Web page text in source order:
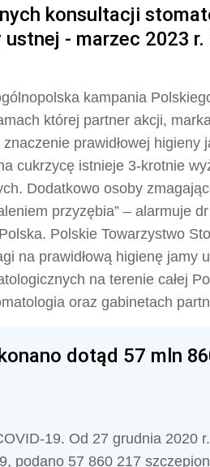
konsultacji
- marzec 2023
kampania
której partner akcji,
prawidłowej higieny
cukrzycę istnieje 3-krotnie
Dodatkowo osoby
przyzębia” – alarmuje
Polskie Towarzystwo
na prawidłową higienę jamy
na terenie całej
oraz gabinetach
dotąd 57 mln
19. Od 27 grudnia 2020
podano 57 860 217